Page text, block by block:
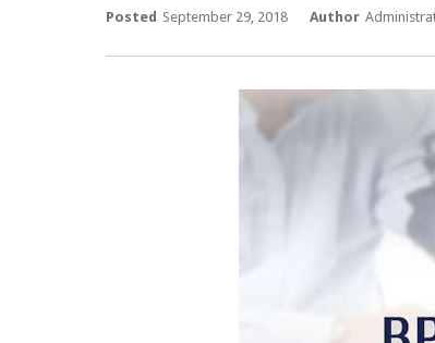
Posted September 29, 2018 Author